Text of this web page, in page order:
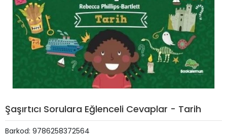
Şaşırtıcı Sorulara Eğlenceli Cevaplar - Tarih
Barkod: 9786258372564